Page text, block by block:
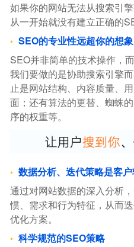
如果你的网站无法从搜索引
从一开始就没有建立正确的
SEO的专业性远超你的想象
SEO并非简单的技术操作，
我们要做的是协助搜索引擎
止是网站结构、内容质量、
面；还有算法的更替、蜘蛛
序的权重等。
数据分析、迭代策略是客
通过对网站数据的深入分析
惯、需求和行为特征，从而
优化方案。
科学规范的SEO策略